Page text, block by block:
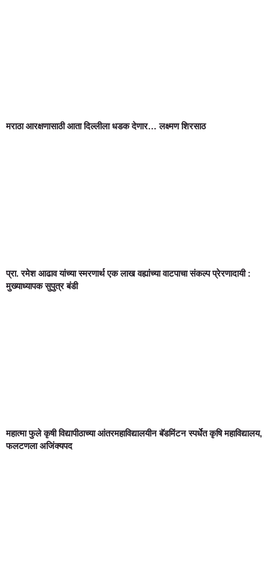
मराठा आरक्षणासाठी आता दिल्लीला धडक देणार… लक्ष्मण शिरसाठ
प्रा. रमेश आढाव यांच्या स्मरणार्थ एक लाख वह्यांच्या वाटपाचा संकल्प प्रेरणादायी :
मुख्याध्यापक सुपुत्र बंडी
महात्मा फुले कृषी विद्यापीठाच्या आंतरमहाविद्यालयीन बॅडमिंटन स्पर्धेत कृषि महाविद्यालय,
फलटणला अजिंक्यपद